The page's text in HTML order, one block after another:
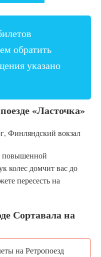
обратить
указано
«Ласточка»
Финляндский вокзал
повышенной
колес домчит вас до
пересесть на
Сортавала на
на Ретропоезд